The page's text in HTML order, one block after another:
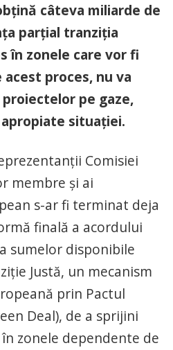
câteva miliarde de
parțial tranziția
în zonele care vor fi
proces, nu va
pe gaze,
situației.
Comisiei
membre și ai
s-ar fi terminat deja
finală a acordului
sumelor disponibile
Justă, un mecanism
prin Pactul
Deal), de a sprijini
zonele dependente de